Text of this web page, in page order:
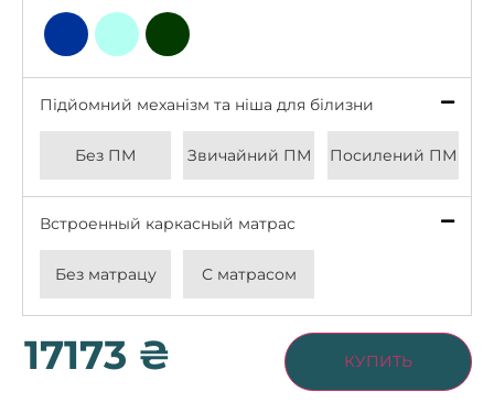
Підйомний механізм та ніша для білизни
Без ПМ Звичайний ПМ Посилений ПМ
Встроенный каркасный матрас
Без матрацу С матрасом
17173 ₴ КУПИТЬ